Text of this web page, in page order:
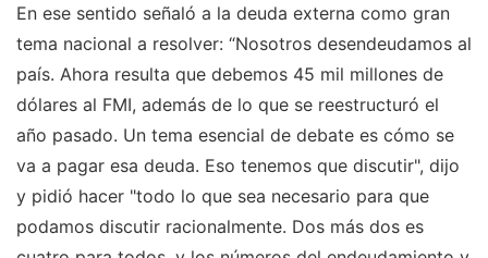
En ese sentido señaló a la deuda externa como gran
tema nacional a resolver: “Nosotros desendeudamos al
país. Ahora resulta que debemos 45 mil millones de
dólares al FMI, además de lo que se reestructuró el
año pasado. Un tema esencial de debate es cómo se
va a pagar esa deuda. Eso tenemos que discutir", dijo
y pidió hacer "todo lo que sea necesario para que
podamos discutir racionalmente. Dos más dos es